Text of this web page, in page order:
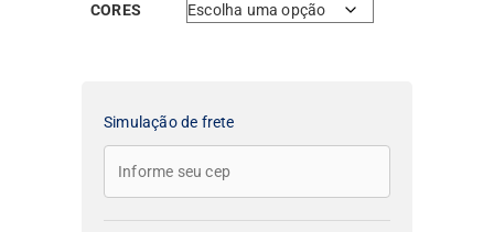
CORES
Simulação de frete